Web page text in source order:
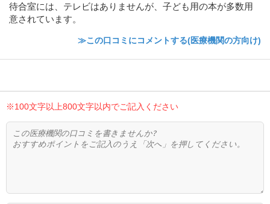
待合室には、テレビはありませんが、子ども用の本が多数用
意されています。
≫この口コミにコメントする(医療機関の方向け)
※100文字以上800文字以内でご記入ください